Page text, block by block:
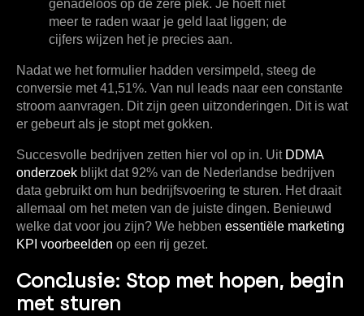
genadeloos op de zere plek. Je hoeft niet
meer te raden waar je geld laat liggen; de
cijfers wijzen het je precies aan.
Nadat we het formulier hadden versimpeld, steeg de
conversie met41,51%. Van nul leads naar een constante
stroom aanvragen. Dit zijn geen uitzonderingen. Dit is wat
er gebeurt als je stopt met gokken.
Succesvolle bedrijven zetten hier vol op in. Uit DDMA
onderzoek blijkt dat92% van de Nederlandse bedrijven
data gebruikt om hun bedrijfsvoering te sturen. Het draait
allemaal om het meten van de juiste dingen. Benieuwd
welke dat voor jou zijn? We hebben essentiële marketing
KPI voorbeelden op een rij gezet.
Conclusie: Stop met hopen, begin
met sturen